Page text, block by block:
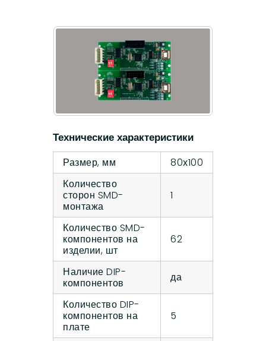
Технические характеристики
Размер, мм
80х100
Количество
сторон SMD-
монтажа
1
Количество SMD-
компонентов на
изделии, шт
62
Наличие DIP-
компонентов
да
Количество DIP-
компонентов на
плате
5